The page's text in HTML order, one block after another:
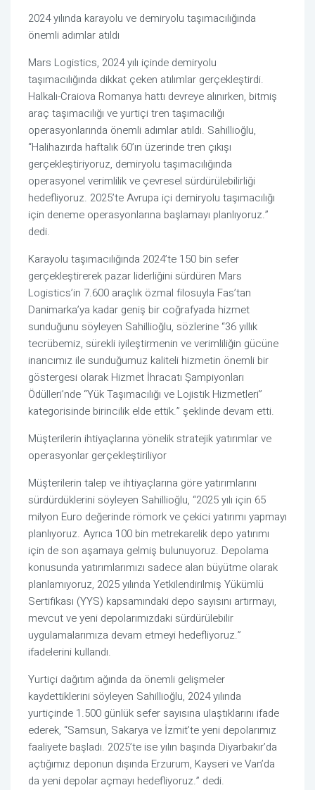
2024 yılında karayolu ve demiryolu taşımacılığında
önemli adımlar atıldı
Mars Logistics, 2024 yılı içinde demiryolu
taşımacılığında dikkat çeken atılımlar gerçekleştirdi.
Halkalı-Craiova Romanya hattı devreye alınırken, bitmiş
araç taşımacılığı ve yurtiçi tren taşımacılığı
operasyonlarında önemli adımlar atıldı. Sahillioğlu,
“Halihazırda haftalık 60’ın üzerinde tren çıkışı
gerçekleştiriyoruz, demiryolu taşımacılığında
operasyonel verimlilik ve çevresel sürdürülebilirliği
hedefliyoruz. 2025’te Avrupa içi demiryolu taşımacılığı
için deneme operasyonlarına başlamayı planlıyoruz.”
dedi.
Karayolu taşımacılığında 2024’te 150 bin sefer
gerçekleştirerek pazar liderliğini sürdüren Mars
Logistics’in 7.600 araçlık özmal filosuyla Fas’tan
Danimarka’ya kadar geniş bir coğrafyada hizmet
sunduğunu söyleyen Sahillioğlu, sözlerine “36 yıllık
tecrübemiz, sürekli iyileştirmenin ve verimliliğin gücüne
inancımız ile sunduğumuz kaliteli hizmetin önemli bir
göstergesi olarak Hizmet İhracatı Şampiyonları
Ödülleri’nde “Yük Taşımacılığı ve Lojistik Hizmetleri”
kategorisinde birincilik elde ettik.” şeklinde devam etti.
Müşterilerin ihtiyaçlarına yönelik stratejik yatırımlar ve
operasyonlar gerçekleştiriliyor
Müşterilerin talep ve ihtiyaçlarına göre yatırımlarını
sürdürdüklerini söyleyen Sahillioğlu, “2025 yılı için 65
milyon Euro değerinde römork ve çekici yatırımı yapmayı
planlıyoruz. Ayrıca 100 bin metrekarelik depo yatırımı
için de son aşamaya gelmiş bulunuyoruz. Depolama
konusunda yatırımlarımızı sadece alan büyütme olarak
planlamıyoruz, 2025 yılında Yetkilendirilmiş Yükümlü
Sertifikası (YYS) kapsamındaki depo sayısını artırmayı,
mevcut ve yeni depolarımızdaki sürdürülebilir
uygulamalarımıza devam etmeyi hedefliyoruz.”
ifadelerini kullandı.
Yurtiçi dağıtım ağında da önemli gelişmeler
kaydettiklerini söyleyen Sahillioğlu, 2024 yılında
yurtiçinde 1.500 günlük sefer sayısına ulaştıklarını ifade
ederek, “Samsun, Sakarya ve İzmit’te yeni depolarımız
faaliyete başladı. 2025’te ise yılın başında Diyarbakır’da
açtığımız deponun dışında Erzurum, Kayseri ve Van’da
da yeni depolar açmayı hedefliyoruz.” dedi.